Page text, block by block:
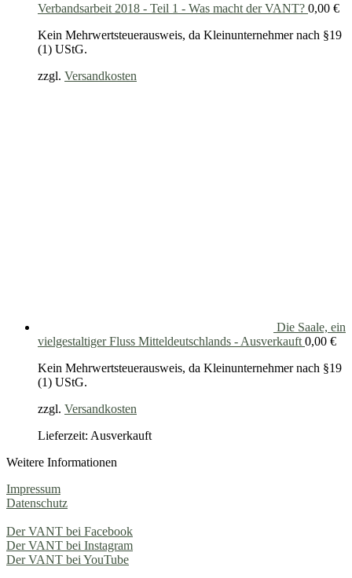
Verbandsarbeit 2018 - Teil 1 - Was macht der VANT? 0,00 €
Kein Mehrwertsteuerausweis, da Kleinunternehmer nach §19
(1) UStG.
zzgl. Versandkosten
Die Saale, ein
vielgestaltiger Fluss Mitteldeutschlands - Ausverkauft 0,00 €
Kein Mehrwertsteuerausweis, da Kleinunternehmer nach §19
(1) UStG.
zzgl. Versandkosten
Lieferzeit: Ausverkauft
Weitere Informationen
Impressum
Datenschutz
Der VANT bei Facebook
Der VANT bei Instagram
Der VANT bei YouTube